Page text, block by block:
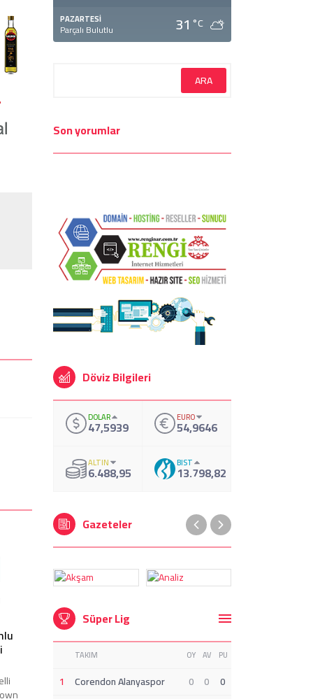
PAZARTESI
Parçalı Bulutlu 31 °C
Son yorumlar
Döviz Bilgileri
DOLAR
47,5939 EURO
54,9646
ALTIN
6.488,95 BIST
13.798,82
Gazeteler
Süper Lig
TAKIM OY AV PU
1 Corendon Alanyaspor 0 0
0